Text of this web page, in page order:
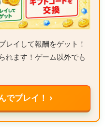
レイして報酬をゲット！
れます！ゲーム以外でも
でプレイ！ ›